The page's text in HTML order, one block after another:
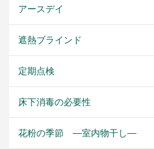
アースデイ
遮熱ブラインド
定期点検
床下消毒の必要性
花粉の季節 ―室内物干し―